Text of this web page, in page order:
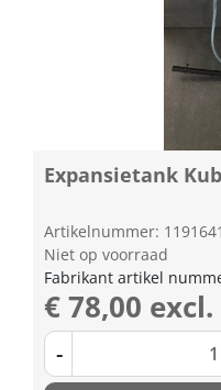
Expansietank
Artikelnummer: 1191641
Niet op voorraad
Fabrikant artikel
€ 78,00 excl.
-